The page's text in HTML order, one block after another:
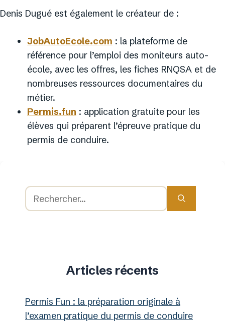
Denis Dugué est également le créateur de :
JobAutoEcole.com : la plateforme de
référence pour l’emploi des moniteurs auto-
école, avec les offres, les fiches RNQSA et de
nombreuses ressources documentaires du
métier.
Permis.fun : application gratuite pour les
élèves qui préparent l’épreuve pratique du
permis de conduire.
Rechercher :
Articles récents
Permis Fun : la préparation originale à
l’examen pratique du permis de conduire